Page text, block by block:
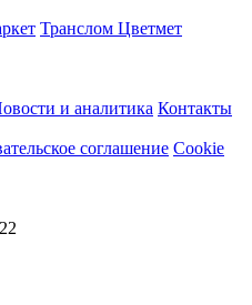
Транслом Цветмет
и аналитика Контакты
соглашение Cookie